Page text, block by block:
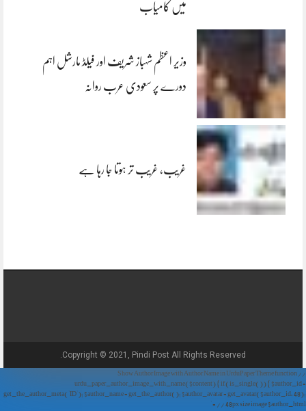
میں کامیاب
وزیر اعظم شہباز شریف اور فیلڈ مارشل اہم
دورے پر سعودی عرب روانہ
غریب، غریب تر ہوتا جا رہا ہے
Copyright © 2021, Pindi Post All Rights Reserved.
// Show Author Image with Author Name in UrduPaper Theme function
urdu_paper_author_image_with_name($content) { if (is_single()) { $author_id =
get_the_author_meta('ID'); $author_name = get_the_author(); $author_avatar = get_avatar($author_id, 48);
// 48px size image $author_html = '